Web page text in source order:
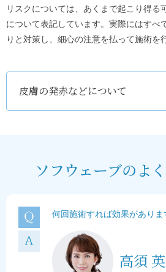
リスクについては、あくまで起こり得る
について表記しています。実際にはすべ
りと対策し、細心の注意を払って施術を
皮膚の発赤などについて
ソフウェーブのよ
何回施術すれば効果がありま
高須